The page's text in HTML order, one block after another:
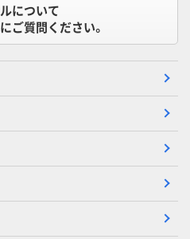
について
ご質問ください。